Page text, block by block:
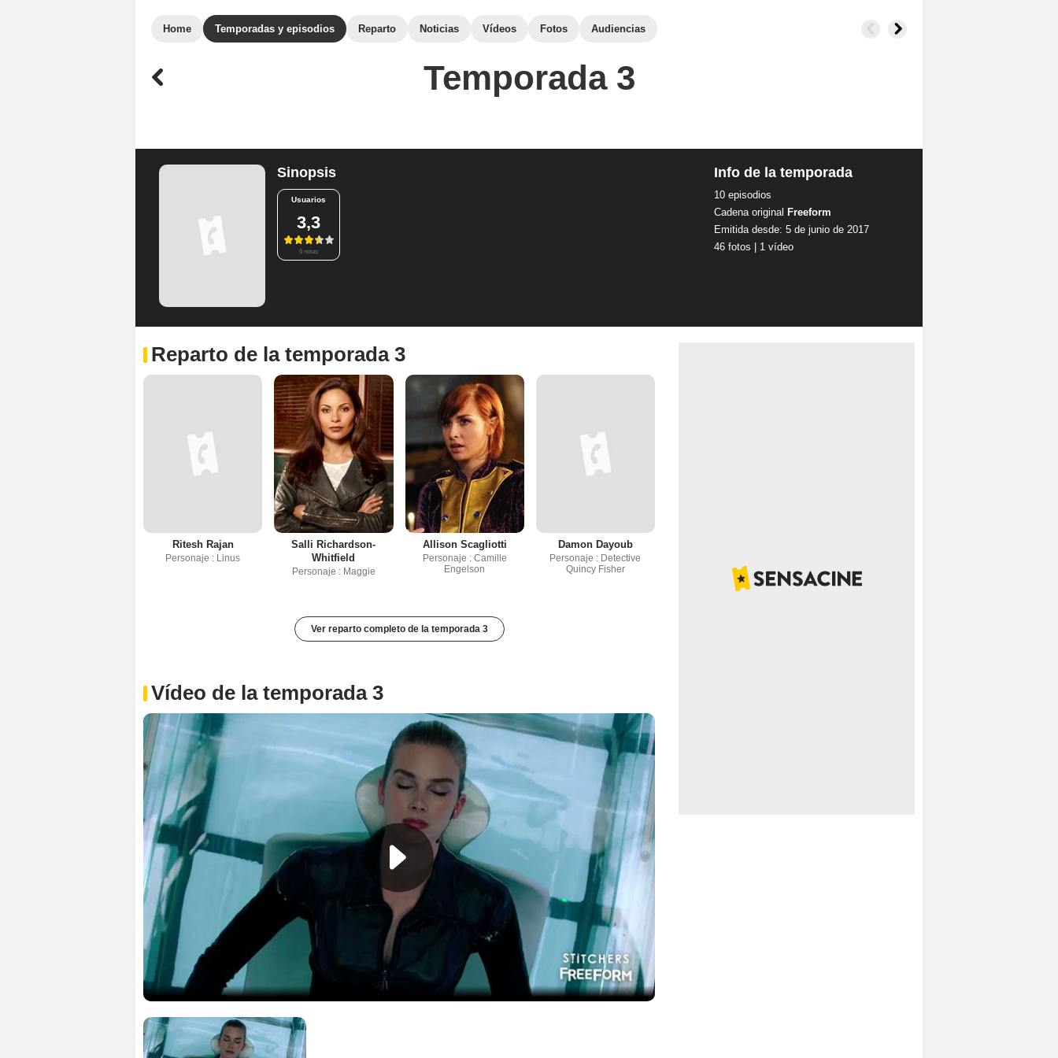
Home Temporadas y episodios Reparto Noticias Vídeos Fotos Audiencias
Temporada 3
Sinopsis
Usuarios
3,3
6 notas
Info de la temporada
10 episodios
Cadena original Freeform
Emitida desde: 5 de junio de 2017
46 fotos
1 vídeo
Reparto de la temporada 3
Ritesh Rajan
Personaje : Linus
Salli Richardson-
Whitfield
Personaje : Maggie
Allison Scagliotti
Personaje : Camille
Engelson
Damon Dayoub
Personaje : Detective
Quincy Fisher
Ver reparto completo de la temporada 3
Vídeo de la temporada 3